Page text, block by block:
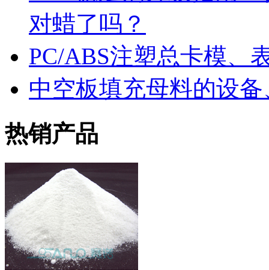
对蜡了吗？
PC/ABS注塑总卡模、
中空板填充母料的设
热销产品